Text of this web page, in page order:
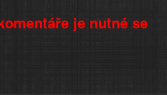
je nutné se